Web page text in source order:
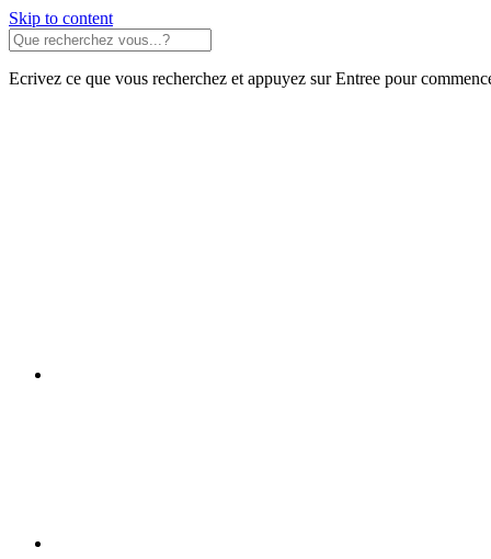
Skip to content
Ecrivez ce que vous recherchez et appuyez sur Entree pour